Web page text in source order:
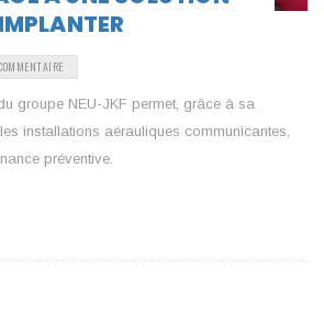
groupe NEU-JKF permet, grâce à sa
installations aérauliques communicantes,
préventive.